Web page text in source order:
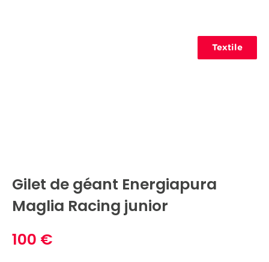
Textile
Gilet de géant Energiapura
Maglia Racing junior
100 €